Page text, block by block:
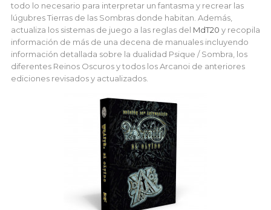
todo lo necesario para interpretar un fantasma y recrear las
lúgubres Tierras de las Sombras donde habitan. Además,
actualiza los sistemas de juego a las reglas del MdT20 y recopila
información de más de una decena de manuales incluyendo
información detallada sobre la dualidad Psique / Sombra, los
diferentes Reinos Oscuros y todos los Arcanoi de anteriores
ediciones revisados y actualizados.